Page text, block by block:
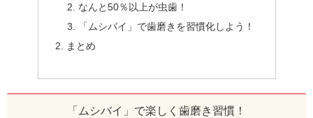
なんと50％以上が虫歯！
「ムシバイ」で歯磨きを習慣化しよう！
まとめ
「ムシバイ」で楽しく歯磨き習慣！